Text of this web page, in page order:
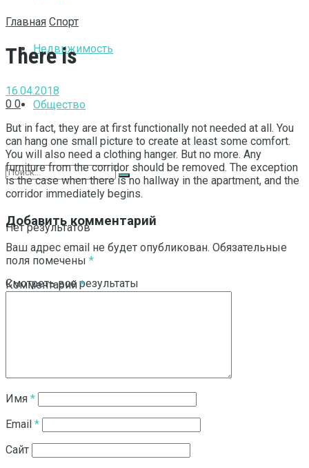
Недвижимость
Общество
Нет результатов
Смотреть все результаты
Главная Спорт
There is
16.04.2018
0 0
But in fact, they are at first functionally not needed at all. You
can hang one small picture to create at least some comfort.
You will also need a clothing hanger. But no more. Any
furniture from the corridor should be removed. The exception
is the case when there is no hallway in the apartment, and the
corridor immediately begins.
Добавить комментарий
Ваш адрес email не будет опубликован. Обязательные
поля помечены *
Комментарий*
Имя *
Email *
Сайт